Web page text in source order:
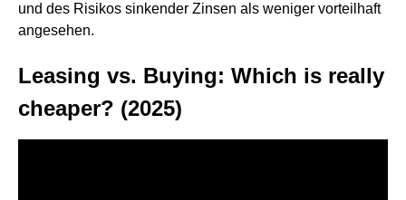
und des Risikos sinkender Zinsen als weniger vorteilhaft
angesehen.
Leasing vs. Buying: Which is really
cheaper? (2025)